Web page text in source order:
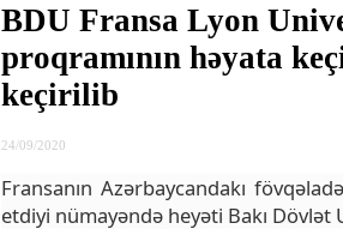
BDU Fransa Lyon
proqramının həyata
keçirilib
24/09/2020
Fransanın Azərbaycandakı
etdiyi nümayəndə heyəti Bakı